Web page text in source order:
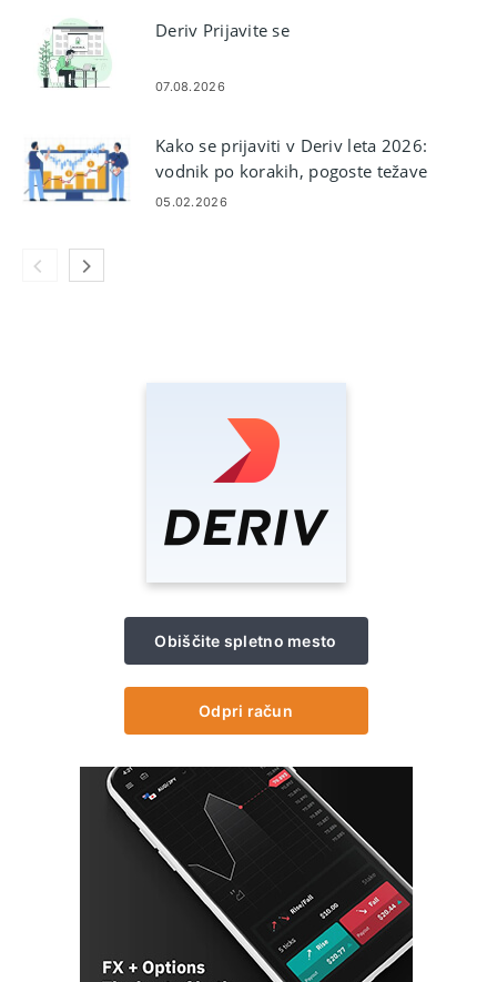
Deriv Prijavite se
07.08.2026
Kako se prijaviti v Deriv leta 2026:
vodnik po korakih, pogoste težave
pri prijavi in ​​rešitve
05.02.2026
Obiščite spletno mesto
Odpri račun